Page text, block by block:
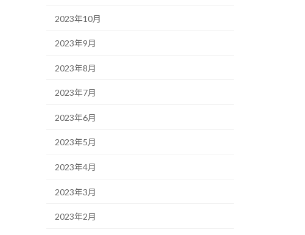
2023年10月
2023年9月
2023年8月
2023年7月
2023年6月
2023年5月
2023年4月
2023年3月
2023年2月